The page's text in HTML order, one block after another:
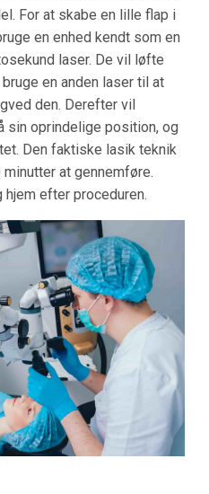
For at skabe en lille flap i
en enhed kendt som en
laser. De vil løfte
en anden laser til at
den. Derefter vil
sin oprindelige position, og
Den faktiske lasik teknik
at gennemføre.
hjem efter proceduren.